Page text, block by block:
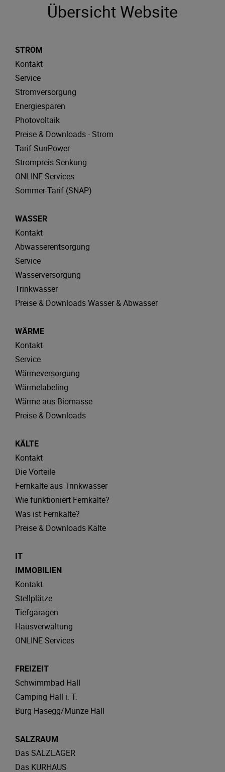
Übersicht Website
STROM
Kontakt
Service
Stromversorgung
Energiesparen
Photovoltaik
Preise & Downloads - Strom
Tarif SunPower
Strompreis Senkung
ONLINE Services
Sommer-Tarif (SNAP)
WASSER
Kontakt
Abwasserentsorgung
Service
Wasserversorgung
Trinkwasser
Preise & Downloads Wasser & Abwasser
WÄRME
Kontakt
Service
Wärmeversorgung
Wärmelabeling
Wärme aus Biomasse
Preise & Downloads
KÄLTE
Kontakt
Die Vorteile
Fernkälte aus Trinkwasser
Wie funktioniert Fernkälte?
Was ist Fernkälte?
Preise & Downloads Kälte
IT
IMMOBILIEN
Kontakt
Stellplätze
Tiefgaragen
Hausverwaltung
ONLINE Services
FREIZEIT
Schwimmbad Hall
Camping Hall i. T.
Burg Hasegg/Münze Hall
SALZRAUM
Das SALZLAGER
Das KURHAUS